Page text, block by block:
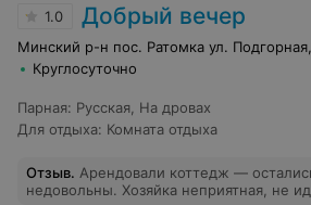
1.0 Добрый вечер
Минский р-н пос. Ратомка ул.
Круглосуточно
Парная: Русская На дровах
Для отдыха: Комната отдыха
Отзыв. Арендовали коттедж —
недовольны. Хозяйка неприятная, не